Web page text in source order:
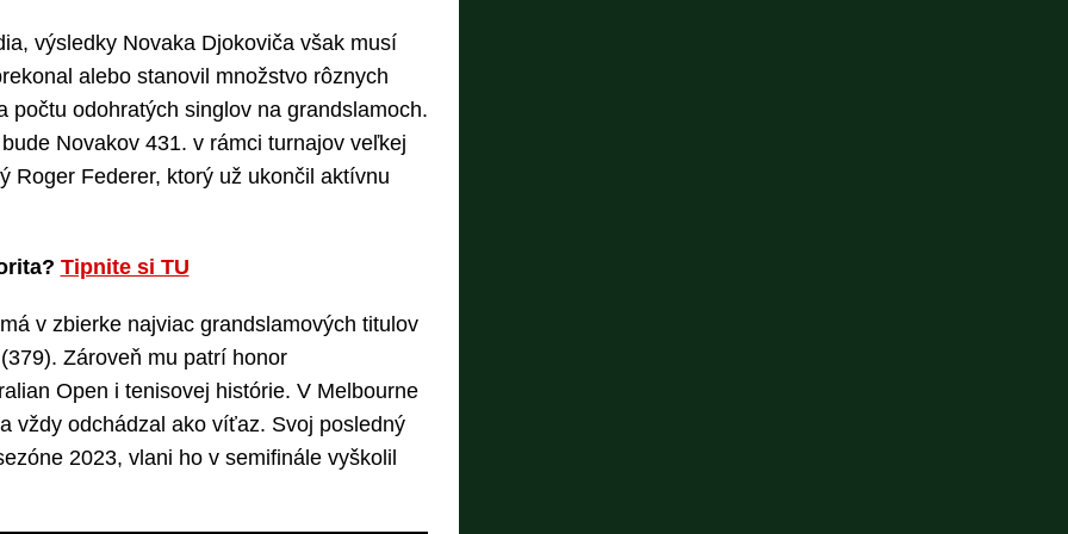
výsledky Novaka Djokoviča však musí
alebo stanovil množstvo rôznych
počtu odohratých singlov na grandslamoch.
Novakov 431. v rámci turnajov veľkej
Roger Federer, ktorý už ukončil aktívnu
Tipnite si TU
v zbierke najviac grandslamových titulov
Zároveň mu patrí honor
Open i tenisovej histórie. V Melbourne
vždy odchádzal ako víťaz. Svoj posledný
2023, vlani ho v semifinále vyškolil